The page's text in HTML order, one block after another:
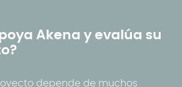
Akena y evalúa su
depende de muchos